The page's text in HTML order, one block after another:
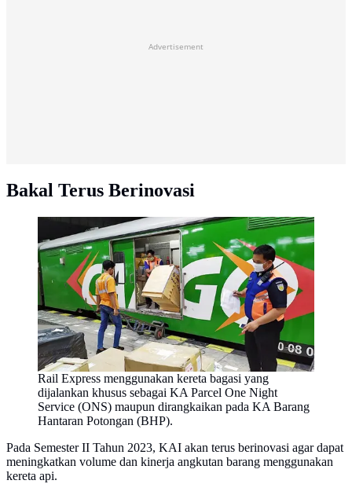
Advertisement
Bakal Terus Berinovasi
Rail Express menggunakan kereta bagasi yang
dijalankan khusus sebagai KA Parcel One Night
Service (ONS) maupun dirangkaikan pada KA Barang
Hantaran Potongan (BHP).
Pada Semester II Tahun 2023, KAI akan terus berinovasi agar dapat
meningkatkan volume dan kinerja angkutan barang menggunakan
kereta api.